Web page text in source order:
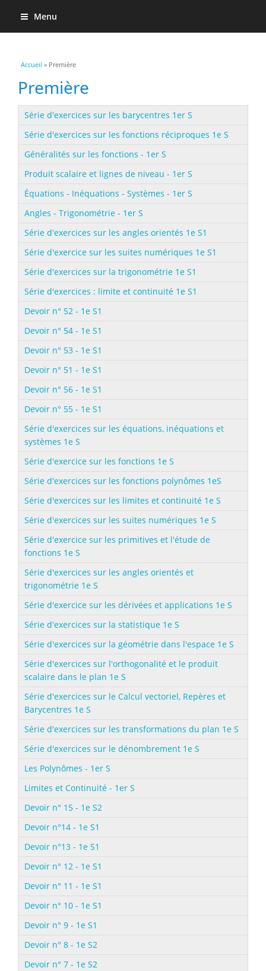
Menu
Vous êtes ici
Accueil » Première
Première
Série d'exercices sur les barycentres 1er S
Série d'exercices sur les fonctions réciproques 1e S
Généralités sur les fonctions - 1er S
Produit scalaire et lignes de niveau - 1er S
Équations - Inéquations - Systèmes - 1er S
Angles - Trigonométrie - 1er S
Série d'exercices sur les angles orientés 1e S1
Série d'exercice sur les suites numériques 1e S1
Série d'exercices sur la trigonométrie 1e S1
Série d'exercices : limite et continuité 1e S1
Devoir n° 52 - 1e S1
Devoir n° 54 - 1e S1
Devoir n° 53 - 1e S1
Devoir n° 51 - 1e S1
Devoir n° 56 - 1e S1
Devoir n° 55 - 1e S1
Série d'exercices sur les équations, inéquations et
systèmes 1e S
Série d'exercice sur les fonctions 1e S
Série d'exercices sur les fonctions polynômes 1eS
Série d'exercices sur les limites et continuité 1e S
Série d'exercices sur les suites numériques 1e S
Série d'exercice sur les primitives et l'étude de
fonctions 1e S
Série d'exercices sur les angles orientés et
trigonométrie 1e S
Série d'exercice sur les dérivées et applications 1e S
Série d'exercices sur la statistique 1e S
Série d'exercices sur la géométrie dans l'espace 1e S
Série d'exercices sur l'orthogonalité et le produit
scalaire dans le plan 1e S
Série d'exercices sur le Calcul vectoriel, Repères et
Barycentres 1e S
Série d'exercices sur les transformations du plan 1e S
Série d'exercices sur le dénombrement 1e S
Les Polynômes - 1er S
Limites et Continuité - 1er S
Devoir n° 15 - 1e S2
Devoir n°14 - 1e S1
Devoir n°13 - 1e S1
Devoir n° 12 - 1e S1
Devoir n° 11 - 1e S1
Devoir n° 10 - 1e S1
Devoir n° 9 - 1e S1
Devoir n° 8 - 1e S2
Devoir n° 7 - 1e S2